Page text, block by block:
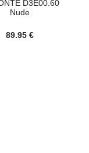
D3E00.60
Nude
89.95 €